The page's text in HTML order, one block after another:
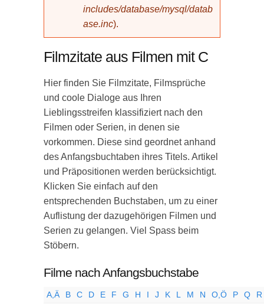
includes/database/mysql/datab
ase.inc).
Filmzitate aus Filmen mit C
Hier finden Sie Filmzitate, Filmsprüche
und coole Dialoge aus Ihren
Lieblingsstreifen klassifiziert nach den
Filmen oder Serien, in denen sie
vorkommen. Diese sind geordnet anhand
des Anfangsbuchtaben ihres Titels. Artikel
und Präpositionen werden berücksichtigt.
Klicken Sie einfach auf den
entsprechenden Buchstaben, um zu einer
Auflistung der dazugehörigen Filmen und
Serien zu gelangen. Viel Spass beim
Stöbern.
Filme nach Anfangsbuchstabe
A,Ä B C D E F G H I J K L M N O,Ö P Q R